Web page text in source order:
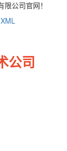
公司官网！
XML
公司